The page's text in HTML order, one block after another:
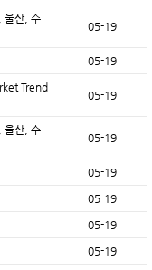
울산, 수
05-19
05-19
Trend
05-19
울산, 수
05-19
05-19
05-19
05-19
05-19